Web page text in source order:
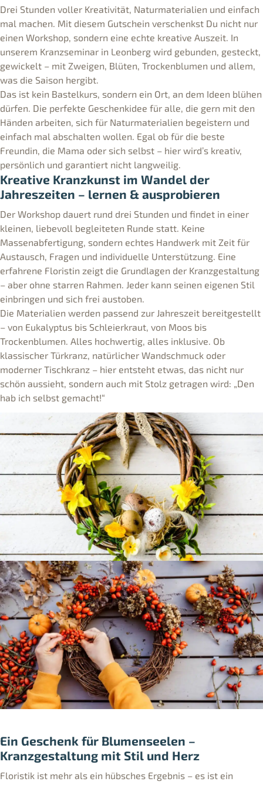
Drei Stunden voller Kreativität, Naturmaterialien und einfach
mal machen. Mit diesem Gutschein verschenkst Du nicht nur
einen Workshop, sondern eine echte kreative Auszeit. In
unserem Kranzseminar in Leonberg wird gebunden, gesteckt,
gewickelt – mit Zweigen, Blüten, Trockenblumen und allem,
was die Saison hergibt.
Das ist kein Bastelkurs, sondern ein Ort, an dem Ideen blühen
dürfen. Die perfekte Geschenkidee für alle, die gern mit den
Händen arbeiten, sich für Naturmaterialien begeistern und
einfach mal abschalten wollen. Egal ob für die beste
Freundin, die Mama oder sich selbst – hier wird’s kreativ,
persönlich und garantiert nicht langweilig.
Kreative Kranzkunst im Wandel der
Jahreszeiten – lernen & ausprobieren
Der Workshop dauert rund drei Stunden und findet in einer
kleinen, liebevoll begleiteten Runde statt. Keine
Massenabfertigung, sondern echtes Handwerk mit Zeit für
Austausch, Fragen und individuelle Unterstützung. Eine
erfahrene Floristin zeigt die Grundlagen der Kranzgestaltung
– aber ohne starren Rahmen. Jeder kann seinen eigenen Stil
einbringen und sich frei austoben.
Die Materialien werden passend zur Jahreszeit bereitgestellt
– von Eukalyptus bis Schleierkraut, von Moos bis
Trockenblumen. Alles hochwertig, alles inklusive. Ob
klassischer Türkranz, natürlicher Wandschmuck oder
moderner Tischkranz – hier entsteht etwas, das nicht nur
schön aussieht, sondern auch mit Stolz getragen wird: „Den
hab ich selbst gemacht!“
Ein Geschenk für Blumenseelen –
Kranzgestaltung mit Stil und Herz
Floristik ist mehr als ein hübsches Ergebnis – es ist ein